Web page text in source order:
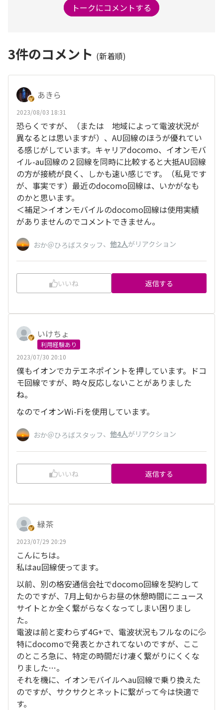
トークにコメントする
3件のコメント (新着順)
あきら
2023/08/03 18:31
恐らくですが、（または 地域によって電波状況が
異なるとは思いますが）、AU回線のほうが優れてい
る感じがしています。キャリアdocomo、イオンモバ
イル-au回線の２回線を同時に比較すると大抵AU回線
の方が接続が良く、しかも速い感じです。（私見です
が、事実です）最近のdocomo回線は、いかがなも
のかと思います。
＜補足＞イオンモバイルのdocomo回線は使用実績
がありませんのでコメントできません。
おか＠ひろばスタッフ、 他2人がリアクション
いいね 返信する
いけちょ
利用経験あり
2023/07/30 20:10
僕もイオンでカテエネポイントを押しています。ドコ
モ回線ですが、時々反応しないことがありました
ね。
なのでイオンWi-Fiを使用しています。
おか＠ひろばスタッフ、 他4人がリアクション
いいね 返信する
緑茶
2023/07/29 20:29
こんにちは。
私はau回線使ってます。
以前、別の格安通信会社でdocomo回線を契約して
たのですが、7月上旬からお昼の休憩時間にニュース
サイトとか全く繋がらなくなってしまい困りまし
た。
電波は前と変わらず4G+で、電波状況もフルなのに💦
特にdocomoで発表とかされてないのですが、ここ
のところ急に、特定の時間だけ凄く繋がりにくくな
りました…。
それを機に、イオンモバイルへau回線で乗り換えた
のですが、サクサクとネットに繋がって今は快適で
す。